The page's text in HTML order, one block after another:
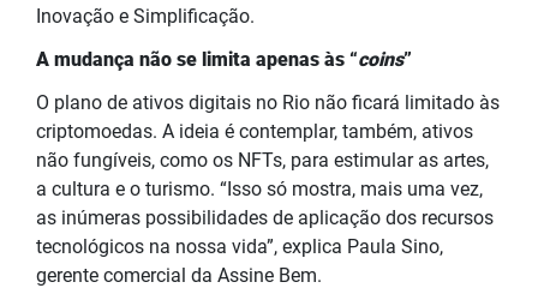
Inovação e Simplificação.
A mudança não se limita apenas às “coins”
O plano de ativos digitais no Rio não ficará limitado às
criptomoedas. A ideia é contemplar, também, ativos
não fungíveis, como os NFTs, para estimular as artes,
a cultura e o turismo. “Isso só mostra, mais uma vez,
as inúmeras possibilidades de aplicação dos recursos
tecnológicos na nossa vida”, explica Paula Sino,
gerente comercial da Assine Bem.